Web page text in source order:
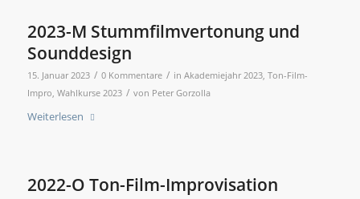
2023-M Stummfilmvertonung und
Sounddesign
15. Januar 2023 / 0 Kommentare / in Akademiejahr 2023, Ton-Film-
Impro, Wahlkurse 2023 / von Peter Gorzolla
Weiterlesen
2022-O Ton-Film-Improvisation